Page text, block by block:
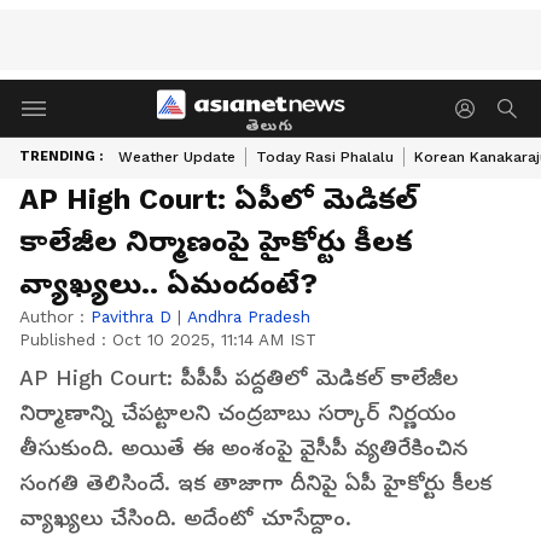
తెలుగు
TRENDING : Weather Update Today Rasi Phalalu Korean
AP High Court: ఏపీలో మెడికల్
కాలేజీల నిర్మాణంపై హైకోర్టు కీలక
వ్యాఖ్యలు.. ఏమందంటే?
Author : Pavithra D | Andhra Pradesh
Published : Oct 10 2025, 11:14 AM IST
AP High Court: పీపీపీ పద్దతిలో మెడికల్ కాలేజీల
నిర్మాణాన్ని చేపట్టాలని చంద్రబాబు సర్కార్ నిర్ణయం
తీసుకుంది. అయితే ఈ అంశంపై వైసీపీ వ్యతిరేకించిన
సంగతి తెలిసిందే. ఇక తాజాగా దీనిపై ఏపీ హైకోర్టు కీలక
వ్యాఖ్యలు చేసింది. అదేంటో చూసేద్దాం.